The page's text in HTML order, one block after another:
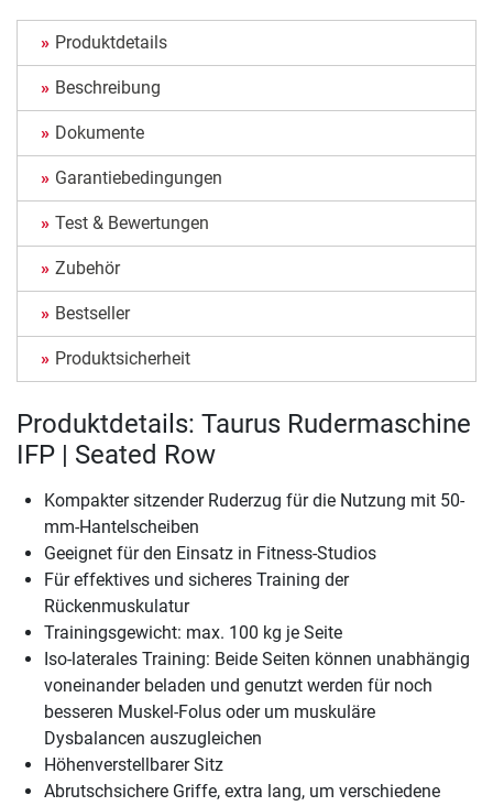
Produktdetails
Beschreibung
Dokumente
Garantiebedingungen
Test & Bewertungen
Zubehör
Bestseller
Produktsicherheit
Produktdetails: Taurus Rudermaschine
IFP | Seated Row
Kompakter sitzender Ruderzug für die Nutzung mit 50-
mm-Hantelscheiben
Geeignet für den Einsatz in Fitness-Studios
Für effektives und sicheres Training der
Rückenmuskulatur
Trainingsgewicht: max. 100 kg je Seite
Iso-laterales Training: Beide Seiten können unabhängig
voneinander beladen und genutzt werden für noch
besseren Muskel-Folus oder um muskuläre
Dysbalancen auszugleichen
Höhenverstellbarer Sitz
Abrutschsichere Griffe, extra lang, um verschiedene